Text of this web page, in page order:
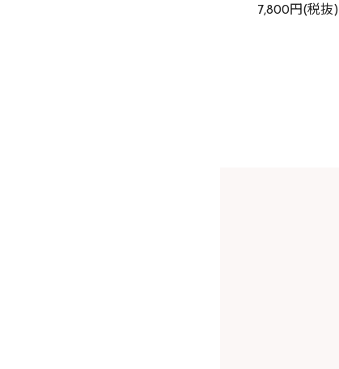
7,800円(税抜)